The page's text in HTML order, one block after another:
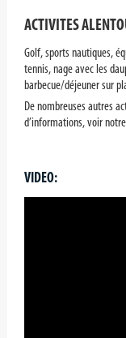
ACTIVITES
Golf, sports nautiques,
tennis, nage avec les
barbecue/déjeuner sur
De nombreuses autres
d’informations, voir
VIDEO: